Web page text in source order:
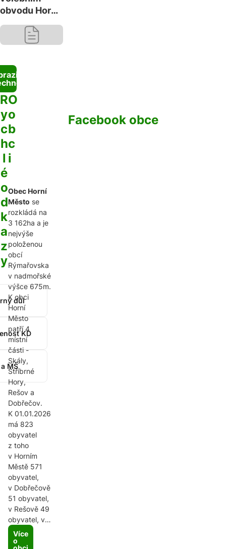
obvodu Horní
Město, počtu
zastupitelstva
podpisů na
peticích
R
y
c
h
l
é
o
d
k
a
z
y
důl
KD
MŠ
O
o
b
c
i
Obec Horní
Město se
rozkládá na
3 162ha a je
nejvýše
položenou
obcí
Rýmařovska
v nadmořské
výšce 675m.
K obci
Horní
Město
patří 4
místní
části -
Skály,
Stříbrné
Hory,
Rešov a
Dobřečov.
K 01.01.2026
má 823
obyvatel
z toho
v Horním
Městě 571
obyvatel,
v Dobřečově
51 obyvatel,
v Rešově 49
obyvatel, ve
Skalách 111
obyvatel a
Více
o
Facebook obce